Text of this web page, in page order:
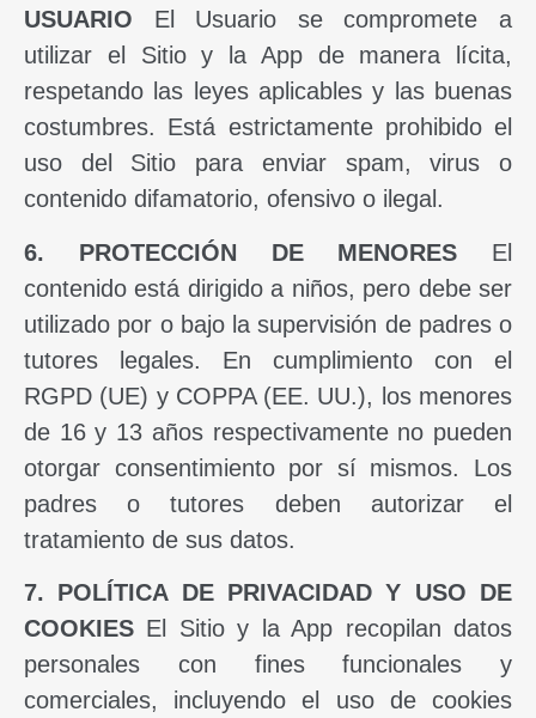
USUARIO El Usuario se compromete a
utilizar el Sitio y la App de manera lícita,
respetando las leyes aplicables y las buenas
costumbres. Está estrictamente prohibido el
uso del Sitio para enviar spam, virus o
contenido difamatorio, ofensivo o ilegal.
6. PROTECCIÓN DE MENORES El
contenido está dirigido a niños, pero debe ser
utilizado por o bajo la supervisión de padres o
tutores legales. En cumplimiento con el
RGPD (UE) y COPPA (EE. UU.), los menores
de 16 y 13 años respectivamente no pueden
otorgar consentimiento por sí mismos. Los
padres o tutores deben autorizar el
tratamiento de sus datos.
7. POLÍTICA DE PRIVACIDAD Y USO DE
COOKIES El Sitio y la App recopilan datos
personales con fines funcionales y
comerciales, incluyendo el uso de cookies